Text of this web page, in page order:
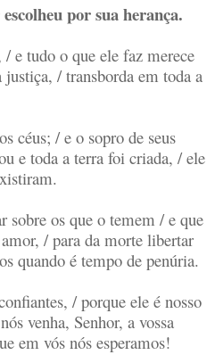
por sua herança.
e tudo o que ele faz merece
/ transborda em toda a
céus; / e o sopro de seus
e toda a terra foi criada, / ele
sobre os que o temem / e que
/ para da morte libertar
quando é tempo de penúria.
/ porque ele é nosso
venha, Senhor, a vossa
em vós nós esperamos!